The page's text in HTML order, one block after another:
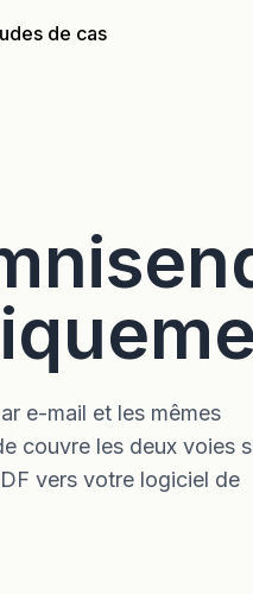
de cas
e-mail et les mêmes
couvre les deux voies
vers votre logiciel de